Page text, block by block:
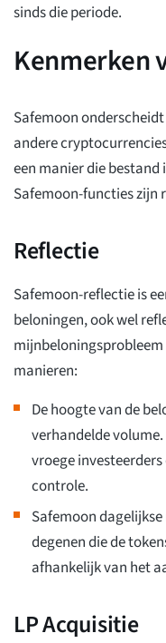
sinds die periode.
Kenmerken
Safemoon
andere
een manier die
Safemoon-functies zijn
Reflectie
Safemoon-reflectie is
beloningen, ook wel
manieren:
De hoogte van de
verhandelde
vroege
controle.
Safemoon
degenen die de
afhankelijk van het
LP Acquisitie